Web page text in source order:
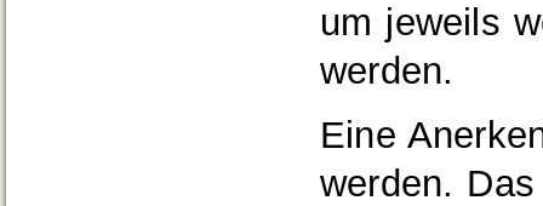
um jeweils
werden.
Eine
werden.